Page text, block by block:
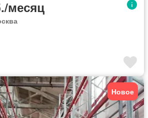
месяц
Новое